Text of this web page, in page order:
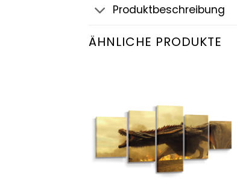
Produktbeschreibung
ÄHNLICHE PRODUKTE